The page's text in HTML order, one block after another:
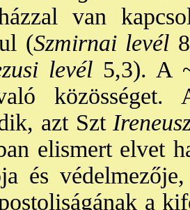
van
(Szmirnai levél
levél5,3). A ~
közösséget.
azt Szt
elismert elvet
és
a